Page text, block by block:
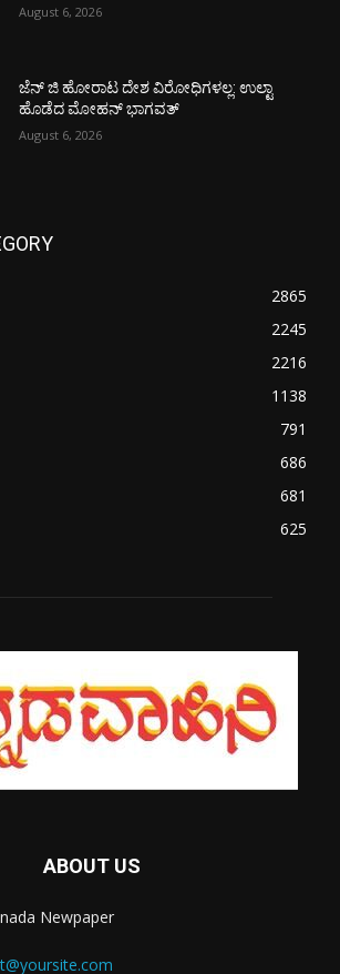
August 6, 2026
ಜೆನ್ ಜಿ ಹೋರಾಟ ದೇಶ ವಿರೋಧಿಗಳಲ್ಲ: ಉಲ್ಟಾ
ಹೊಡೆದ ಮೋಹನ್ ಭಾಗವತ್
August 6, 2026
2865
2245
2216
1138
791
686
681
625
ABOUT US
Newpaper